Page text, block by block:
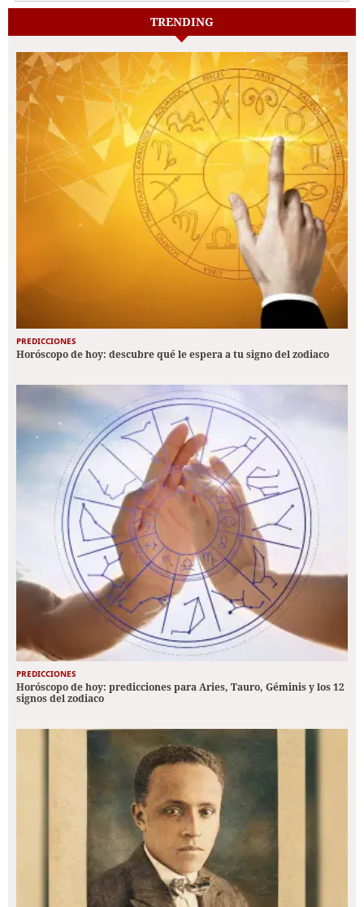
TRENDING
PREDICCIONES
Horóscopo de hoy: descubre qué le espera a tu signo del zodiaco
PREDICCIONES
Horóscopo de hoy: predicciones para Aries, Tauro, Géminis y los 12
signos del zodiaco